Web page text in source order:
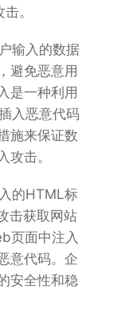
。
输入的数据
避免恶意用
是一种利用
入恶意代码
施来保证数
攻击。
的HTML标
击获取网站
页面中注入
意代码。企
安全性和稳